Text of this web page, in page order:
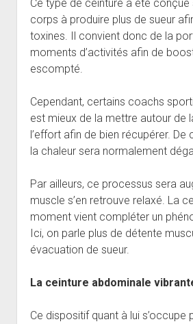
Ce type de ceinture a été conçue
corps à produire plus de sueur
toxines. Il convient donc de la
moments d’activités afin de
escompté.
Cependant, certains coachs
est mieux de la mettre autour de
l’effort afin de bien récupérer. De
la chaleur sera normalement
Par ailleurs, ce processus sera
muscle s’en retrouve relaxé. La
moment vient compléter un
Ici, on parle plus de détente
évacuation de sueur.
La ceinture abdominale
Ce dispositif quant à lui s’occupe